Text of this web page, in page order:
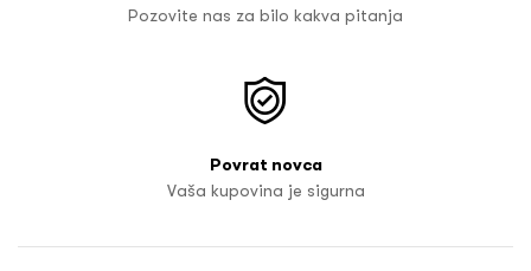
Pozovite nas za bilo kakva pitanja
Povrat novca
Vaša kupovina je sigurna